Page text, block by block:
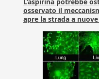
osservato il
apre la strada a